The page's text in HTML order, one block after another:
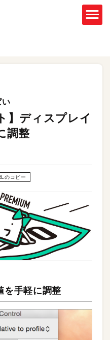
い
】ディスプレイ
調整
のコピー
を手軽に調整